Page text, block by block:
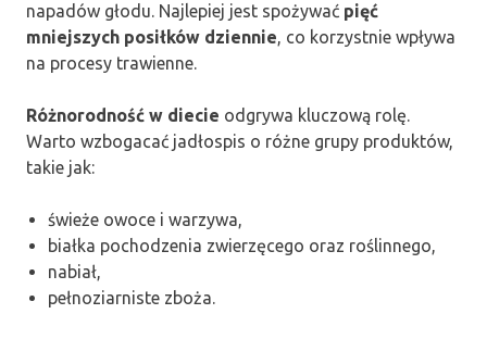
napadów głodu. Najlepiej jest spożywać pięć
mniejszych posiłków dziennie, co korzystnie wpływa
na procesy trawienne.
Różnorodność w diecie odgrywa kluczową rolę.
Warto wzbogacać jadłospis o różne grupy produktów,
takie jak:
świeże owoce i warzywa,
białka pochodzenia zwierzęcego oraz roślinnego,
nabiał,
pełnoziarniste zboża.